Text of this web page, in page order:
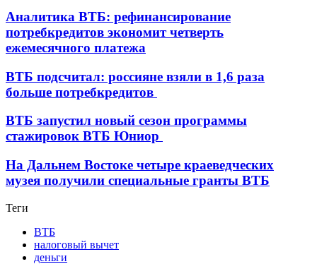
Аналитика ВТБ: рефинансирование
потребкредитов экономит четверть
ежемесячного платежа
ВТБ подсчитал: россияне взяли в 1,6 раза
больше потребкредитов
ВТБ запустил новый сезон программы
стажировок ВТБ Юниор
На Дальнем Востоке четыре краеведческих
музея получили специальные гранты ВТБ
Теги
ВТБ
налоговый вычет
деньги